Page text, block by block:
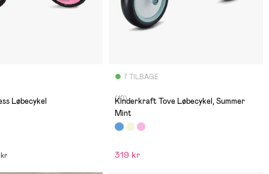
Løbecykel
7 TILBAGE
(10)
Kinderkraft Tove Løbecykel, Summer
Mint
319 kr